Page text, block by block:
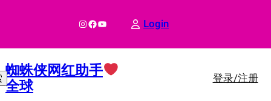
InstagramFacebook YouTube Login
蜘蛛侠网红助手
全球 登录/注册